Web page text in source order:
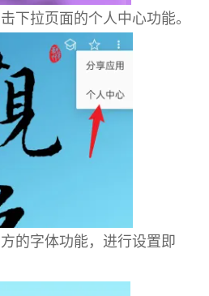
下拉页面的个人中心功能。
的字体功能，进行设置即